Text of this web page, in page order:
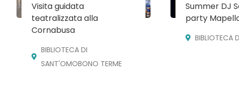
Visita guidata
teatralizzata alla
Cornabusa
BIBLIOTECA DI
SANT'OMOBONO TERME
Summer DJ
party
BIBLIOTECA